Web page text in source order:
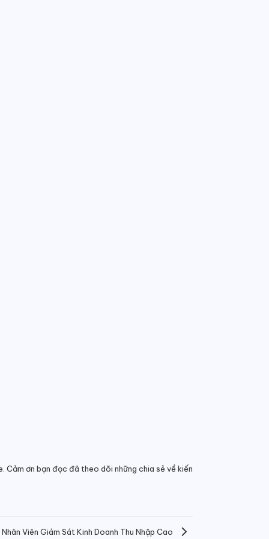
Cảm ơn bạn đọc đã theo dõi những chia sẻ về kiến
Viên Giám Sát Kinh Doanh Thu Nhập Cao